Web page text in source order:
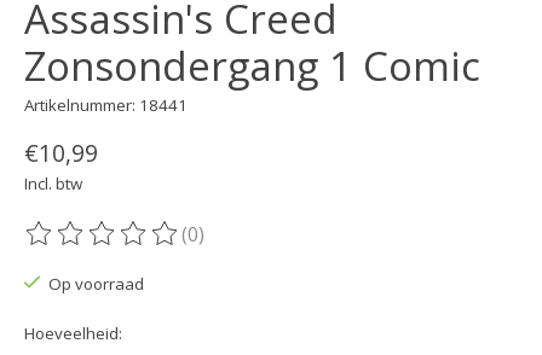
Assassin's Creed
Zonsondergang 1 Comic
Artikelnummer: 18441
€10,99
Incl. btw
De beoordeling van dit product is
(0)
Op voorraad
Hoeveelheid: